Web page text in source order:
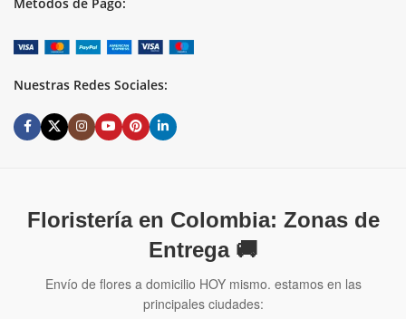
Nuestras Redes Sociales:
Floristería en Colombia: Zonas de
Entrega 🚚
Envío de flores a domicilio HOY mismo. estamos en las
principales ciudades: